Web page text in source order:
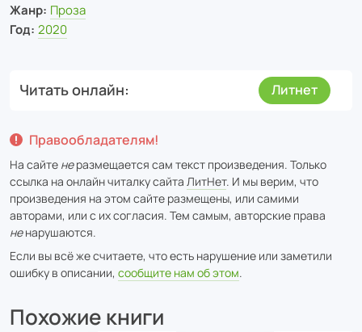
Жанр: Проза
Год: 2020
Читать онлайн Литнет
Правообладателям!
На сайте неразмещается сам текст произведения. Только
ссылка на онлайн читалку сайта ЛитНет. И мы верим, что
произведения на этом сайте размещены, или самими
авторами, или с их согласия. Тем самым, авторские права
ненарушаются.
Если вы всё же считаете, что есть нарушение или заметили
ошибку в описании, сообщите нам об этом.
Похожие книги